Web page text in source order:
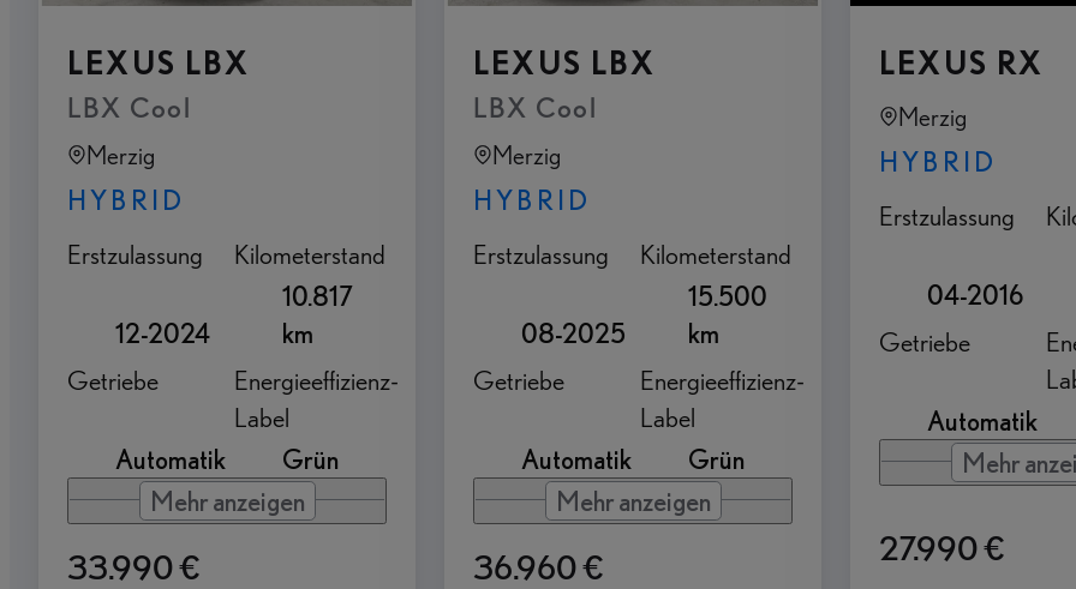
Umtauschrecht³
LEXUS LBX
LBX Cool
Merzig
HYBRID
Erstzulassung
12-2024
Kilometerstand
10.817
km
Getriebe
Automatik
Energieeffizienz-
Label
Grün
Mehr anzeigen
33.990 €
LEXUS LBX
LBX Cool
Merzig
HYBRID
Erstzulassung
08-2025
Kilometerstand
15.500
km
Getriebe
Automatik
Energieeffizienz-
Label
Grün
Mehr anzeigen
36.960 €
LEXUS RX
Merzig
HYBRID
Erstzulassung
04-2016
Getriebe
Automatik
Mehr
27.990 €